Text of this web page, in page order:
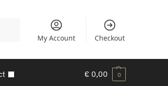
My Account Checkout
€ 0,00 0